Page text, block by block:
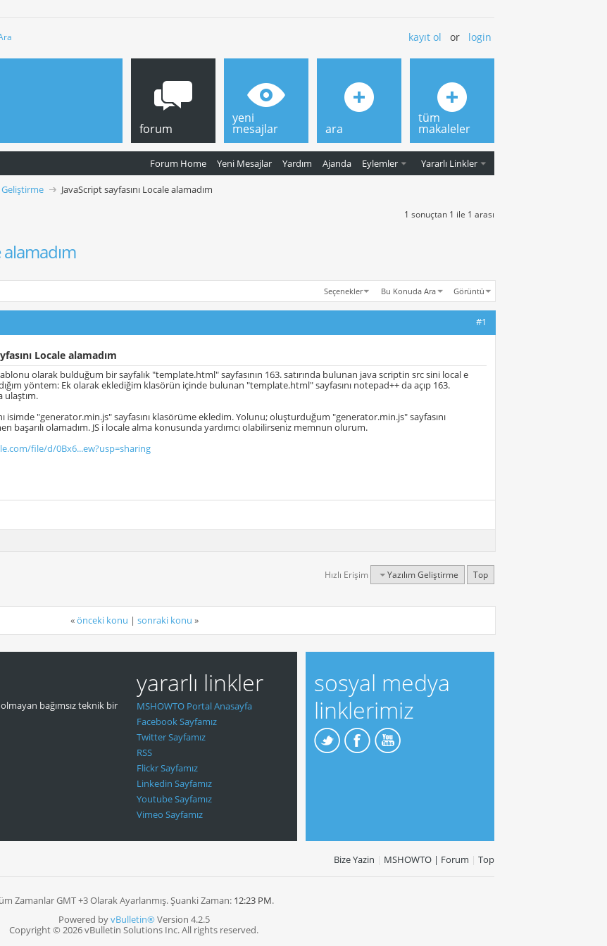
kayıt ol or login
forum
Forum Home Yeni Mesajlar Yardım Ajanda Eylemler Yararlı Linkler
yeni
mesajlar ara
tüm
makaleler
Geliştirme JavaScript sayfasını Locale alamadım
1 sonuçtan 1 ile 1 arası
alamadım
Seçenekler Bu Konuda Ara Görüntü
#1
Locale alamadım
olarak bulduğum bir sayfalık "template.html" sayfasının 163. satırında bulunan java scriptin src sini local e
yöntem: Ek olarak eklediğim klasörün içinde bulunan "template.html" sayfasını notepad++ da açıp 163.
ulaştım.
isimde "generator.min.js" sayfasını klasörüme ekledim. Yolunu; oluşturduğum "generator.min.js" sayfasını
başarılı olamadım. JS i locale alma konusunda yardımcı olabilirseniz memnun olurum.
file/d/0Bx6...ew?usp=sharing
Hızlı Erişim Yazılım Geliştirme Top
«önceki konu | sonraki konu »
bağımsız teknik bir
yararlı linkler
MSHOWTO Portal Anasayfa
Facebook Sayfamız
Twitter Sayfamız
RSS
Flickr Sayfamız
Linkedin Sayfamız
Youtube Sayfamız
Vimeo Sayfamız
sosyal medya
linklerimiz
Bize Yazin | MSHOWTO | Forum | Top
Zamanlar GMT +3 Olarak Ayarlanmış. Şuanki Zaman: 12:23 PM.
Powered byvBulletin®Version 4.2.5
Copyright © 2026 vBulletin Solutions Inc. All rights reserved.